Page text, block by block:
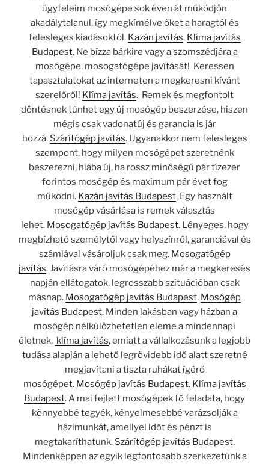
ügyfeleim mosógépe sok éven át működjön
akadálytalanul, így megkímélve őket a haragtól és
felesleges kiadásoktól. Kazán javítás. Klíma javítás
Budapest. Ne bízza bárkire vagy a szomszédjára a
mosógépe, mosogatógépe javítását! Keressen
tapasztalatokat az interneten a megkeresni kívánt
szerelőről! Klíma javítás. Remek és megfontolt
döntésnek tűnhet egy új mosógép beszerzése, hiszen
mégis csak vadonatúj és garancia is jár
hozzá. Szárítógép javítás. Ugyanakkor nem felesleges
szempont, hogy milyen mosógépet szeretnénk
beszerezni, hiába új, ha rossz minőségű pár tízezer
forintos mosógép és maximum pár évet fog
működni. Kazán javítás Budapest. Egy használt
mosógép vásárlása is remek választás
lehet. Mosogatógép javítás Budapest. Lényeges, hogy
megbízható személytől vagy helyszínről, garanciával és
számlával vásároljuk csak meg. Mosogatógép
javítás. Javításra váró mosógépéhez már a megkeresés
napján ellátogatok, legrosszabb szituációban csak
másnap. Mosogatógép javítás Budapest. Mosógép
javítás Budapest. Minden lakásban vagy házban a
mosógép nélkülözhetetlen eleme a mindennapi
életnek, klíma javítás, emiatt a vállalkozásunk a legjobb
tudása alapján a lehető legrövidebb idő alatt szeretné
megjavítani a tiszta ruhákat ígérő
mosógépet. Mosógép javítás Budapest. Klíma javítás
Budapest. A mai fejlett mosógépek fő feladata, hogy
könnyebbé tegyék, kényelmesebbé varázsolják a
házimunkát, amellyel időt és pénzt is
megtakaríthatunk. Szárítógép javítás Budapest.
Mindenképpen az egyik legfontosabb szerkezetünk a